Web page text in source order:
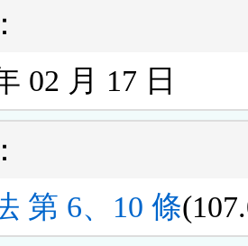
02 月 17 日
：
第 6、10 條